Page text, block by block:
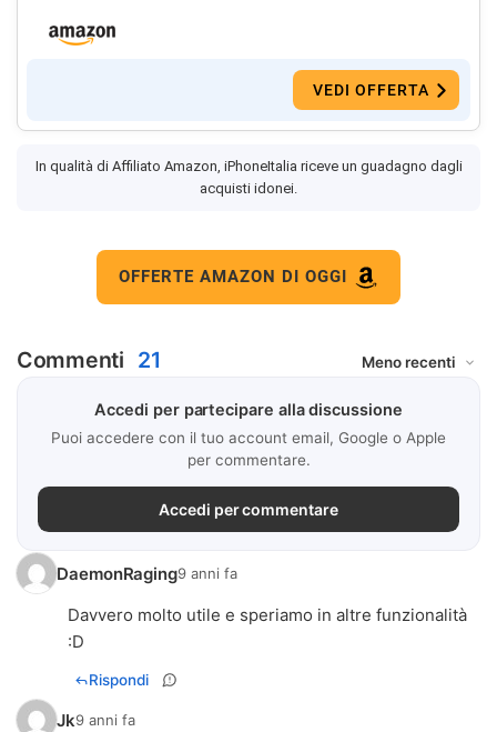
VEDI OFFERTA
In qualità di Affiliato Amazon, iPhoneItalia riceve un guadagno dagli
acquisti idonei.
OFFERTE AMAZON DI OGGI
Commenti 21
Accedi per partecipare alla discussione
Puoi accedere con il tuo account email, Google o Apple
per commentare.
Accedi per commentare
DaemonRaging9 anni fa
Davvero molto utile e speriamo in altre funzionalità
:D
Rispondi
Jk9 anni fa